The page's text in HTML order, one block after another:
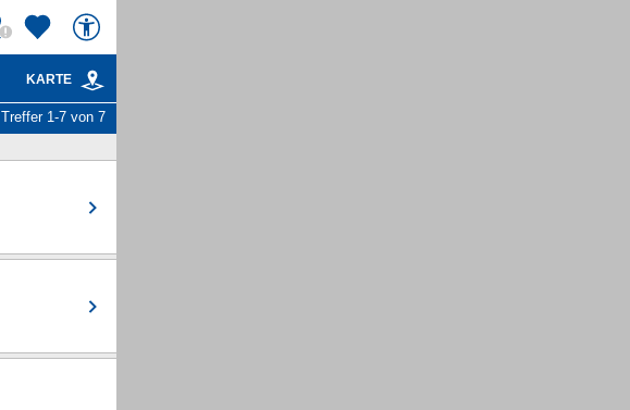
KARTE
Treffer 1-7 von 7